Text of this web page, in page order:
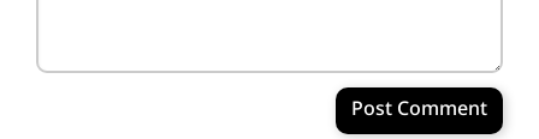
Post Comment